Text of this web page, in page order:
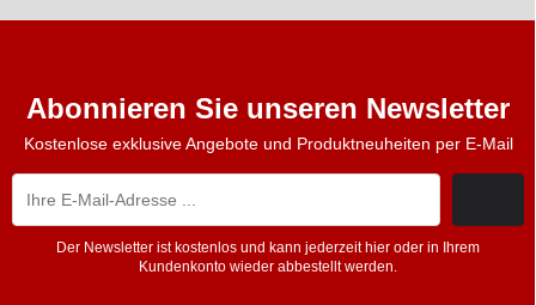
Abonnieren Sie unseren Newsletter
Kostenlose exklusive Angebote und Produktneuheiten per E-Mail
Der Newsletter ist kostenlos und kann jederzeit hier oder in Ihrem
Kundenkonto wieder abbestellt werden.